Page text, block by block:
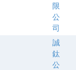
限
公
司
誠
鈦
公